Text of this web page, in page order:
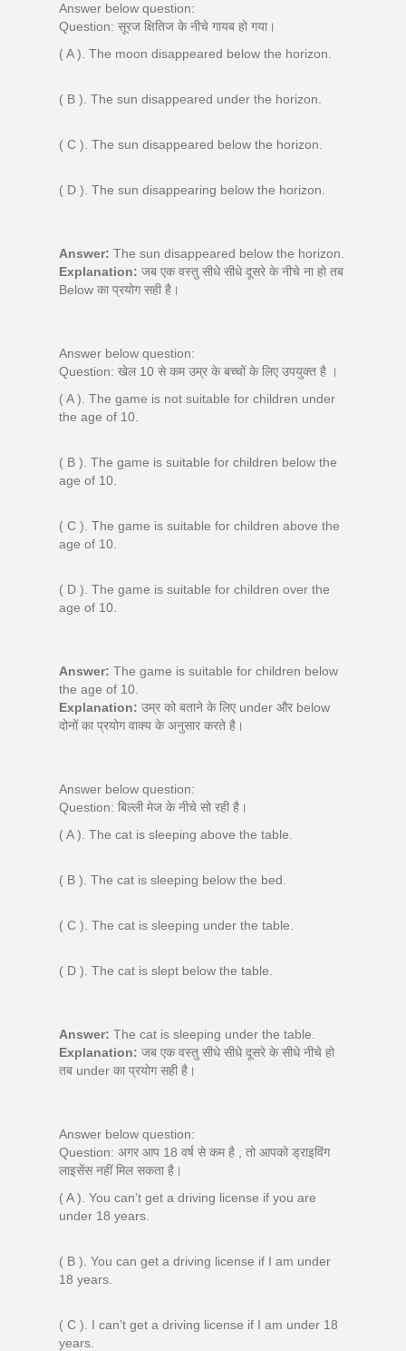
Answer below question:
Question: सूरज क्षितिज के नीचे गायब हो गया।
( A ). The moon disappeared below the horizon.
( B ). The sun disappeared under the horizon.
( C ). The sun disappeared below the horizon.
( D ). The sun disappearing below the horizon.
Answer: The sun disappeared below the horizon.
Explanation: जब एक वस्तु सीधे सीधे दूसरे के नीचे ना हो तब
Below का प्रयोग सही है।
Answer below question:
Question: खेल 10 से कम उम्र के बच्चों के लिए उपयुक्त है ।
( A ). The game is not suitable for children under
the age of 10.
( B ). The game is suitable for children below the
age of 10.
( C ). The game is suitable for children above the
age of 10.
( D ). The game is suitable for children over the
age of 10.
Answer: The game is suitable for children below
the age of 10.
Explanation: उम्र को बताने के लिए under और below
दोनों का प्रयोग वाक्य के अनुसार करते है।
Answer below question:
Question: बिल्ली मेज के नीचे सो रही है।
( A ). The cat is sleeping above the table.
( B ). The cat is sleeping below the bed.
( C ). The cat is sleeping under the table.
( D ). The cat is slept below the table.
Answer: The cat is sleeping under the table.
Explanation: जब एक वस्तु सीधे सीधे दूसरे के सीधे नीचे हो
तब under का प्रयोग सही है।
Answer below question:
Question: अगर आप 18 वर्ष से कम है , तो आपको ड्राइविंग
लाइसेंस नहीं मिल सकता है।
( A ). You can’t get a driving license if you are
under 18 years.
( B ). You can get a driving license if I am under
18 years.
( C ). I can’t get a driving license if I am under 18
years.